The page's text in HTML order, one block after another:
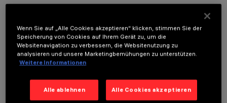
TECHNISCHE DATEN
LETZTES UPDATE: 06.08.2026
Wenn Sie auf „Alle Cookies akzeptieren“ klicken, stimmen Sie der
Speicherung von Cookies auf Ihrem Gerät zu, um die
Websitenavigation zu verbessern, die Websitenutzung zu
analysieren und unsere Marketingbemühungen zu unterstützen.
Weitere Informationen
Alle ablehnen Alle Cookies akzeptieren